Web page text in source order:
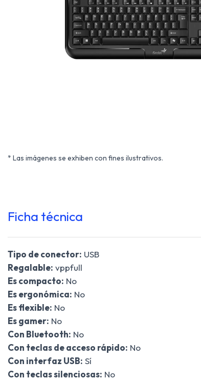
* Las imágenes se exhiben con fines ilustrativos.
Ficha técnica
Tipo de conector: USB
Regalable: vppfull
Es compacto: No
Es ergonómica: No
Es flexible: No
Es gamer: No
Con Bluetooth: No
Con teclas de acceso rápido: No
Con interfaz USB: Sí
Con teclas silenciosas: No